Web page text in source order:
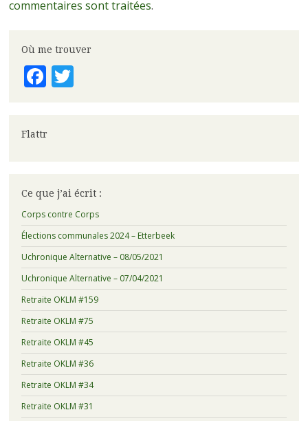
commentaires sont traitées.
Où me trouver
Facebook
Twitter
Flattr
Ce que j’ai écrit :
Corps contre Corps
Élections communales 2024 – Etterbeek
Uchronique Alternative – 08/05/2021
Uchronique Alternative – 07/04/2021
Retraite OKLM #159
Retraite OKLM #75
Retraite OKLM #45
Retraite OKLM #36
Retraite OKLM #34
Retraite OKLM #31